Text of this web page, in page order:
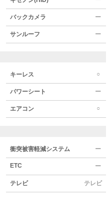
バックカメラ ー
サンルーフ ー
キーレス ○
パワーシート ー
エアコン ○
衝突被害軽減システム ー
ETC ー
テレビ テレビ